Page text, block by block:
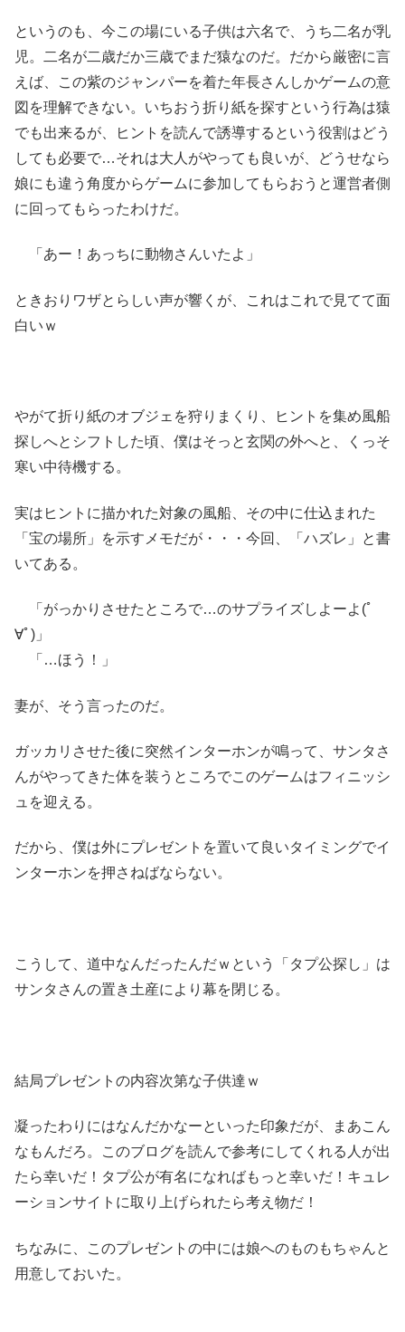
というのも、今この場にいる子供は六名で、うち二名が乳
児。二名が二歳だか三歳でまだ猿なのだ。だから厳密に言
えば、この紫のジャンパーを着た年長さんしかゲームの意
図を理解できない。いちおう折り紙を探すという行為は猿
でも出来るが、ヒントを読んで誘導するという役割はどう
しても必要で…それは大人がやっても良いが、どうせなら
娘にも違う角度からゲームに参加してもらおうと運営者側
に回ってもらったわけだ。
「あー！あっちに動物さんいたよ」
ときおりワザとらしい声が響くが、これはこれで見てて面
白いｗ
やがて折り紙のオブジェを狩りまくり、ヒントを集め風船
探しへとシフトした頃、僕はそっと玄関の外へと、くっそ
寒い中待機する。
実はヒントに描かれた対象の風船、その中に仕込まれた
「宝の場所」を示すメモだが・・・今回、「ハズレ」と書
いてある。
「がっかりさせたところで…のサプライズしよーよ(ﾟ
∀ﾟ)」
「…ほう！」
妻が、そう言ったのだ。
ガッカリさせた後に突然インターホンが鳴って、サンタさ
んがやってきた体を装うところでこのゲームはフィニッシ
ュを迎える。
だから、僕は外にプレゼントを置いて良いタイミングでイ
ンターホンを押さねばならない。
こうして、道中なんだったんだｗという「タプ公探し」は
サンタさんの置き土産により幕を閉じる。
結局プレゼントの内容次第な子供達ｗ
凝ったわりにはなんだかなーといった印象だが、まあこん
なもんだろ。このブログを読んで参考にしてくれる人が出
たら幸いだ！タプ公が有名になればもっと幸いだ！キュレ
ーションサイトに取り上げられたら考え物だ！
ちなみに、このプレゼントの中には娘へのものもちゃんと
用意しておいた。